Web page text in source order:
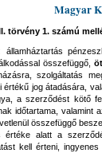
Magyar
törvény 1. számú
államháztartás
összefüggő,
szolgáltatás
értékű jog átadására,
a szerződést kötő
időtartama, valamint
összefüggő
értéke alatt a
kell érteni,